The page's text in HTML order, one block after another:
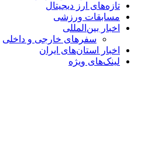
تازه‌های ارز دیجیتال
مسابقات ورزشی
اخبار بین‌المللی
سفرهای خارجی و داخلی
اخبار استان‌های ایران
لینک‌های ویژه